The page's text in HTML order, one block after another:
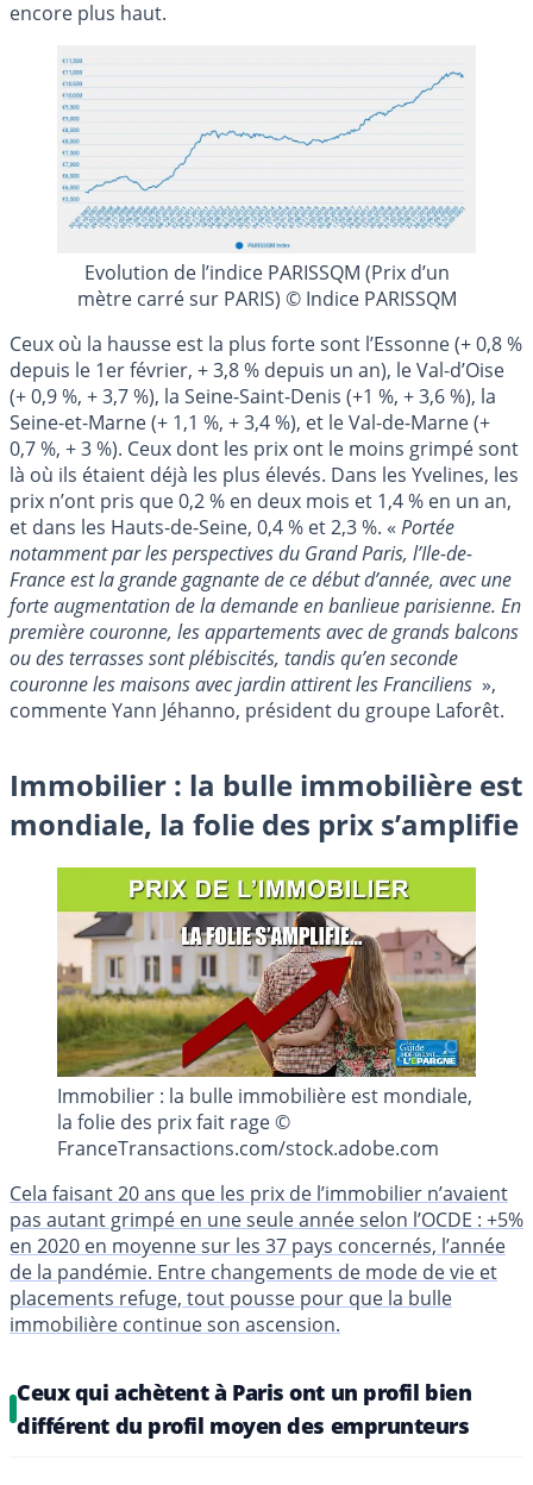
encore plus haut.
Evolution de l’indice PARISSQM (Prix d’un
mètre carré sur PARIS) © Indice PARISSQM
Ceux où la hausse est la plus forte sont l’Essonne (+ 0,8 %
depuis le 1er février, + 3,8 % depuis un an), le Val-d’Oise
(+ 0,9 %, + 3,7 %), la Seine-Saint-Denis (+1 %, + 3,6 %), la
Seine-et-Marne (+ 1,1 %, + 3,4 %), et le Val-de-Marne (+
0,7 %, + 3 %). Ceux dont les prix ont le moins grimpé sont
là où ils étaient déjà les plus élevés. Dans les Yvelines, les
prix n’ont pris que 0,2 % en deux mois et 1,4 % en un an,
et dans les Hauts-de-Seine, 0,4 % et 2,3 %. « Portée
notamment par les perspectives du Grand Paris, l’Ile-de-
France est la grande gagnante de ce début d’année, avec une
forte augmentation de la demande en banlieue parisienne. En
première couronne, les appartements avec de grands balcons
ou des terrasses sont plébiscités, tandis qu’en seconde
couronne les maisons avec jardin attirent les Franciliens »,
commente Yann Jéhanno, président du groupe Laforêt.
Immobilier : la bulle immobilière est
mondiale, la folie des prix s’amplifie
Immobilier : la bulle immobilière est mondiale,
la folie des prix fait rage ©
FranceTransactions.com/stock.adobe.com
Cela faisant 20 ans que les prix de l’immobilier n’avaient
pas autant grimpé en une seule année selon l’OCDE : +5%
en 2020 en moyenne sur les 37 pays concernés, l’année
de la pandémie. Entre changements de mode de vie et
placements refuge, tout pousse pour que la bulle
immobilière continue son ascension.
Ceux qui achètent à Paris ont un profil bien
différent du profil moyen des emprunteurs